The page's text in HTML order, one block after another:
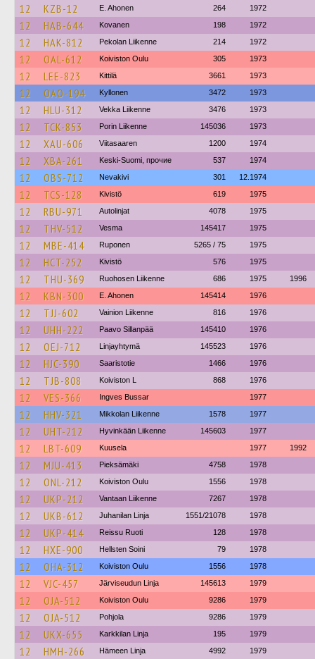
12 KZB-12 E. Ahonen 264 1972
12 HAB-644 Kovanen 198 1972
12 HAK-812 Pekolan Liikenne 214 1972
12 OAL-612 Koiviston Oulu 305 1973
12 LEE-823 Kittilä 3661 1973
12 OAO-194 Kyllonen 3472 1973
12 HLU-312 Vekka Liikenne 3476 1973
12 TCK-853 Porin Liikenne 145036 1973
12 XAU-606 Viitasaaren 1200 1974
12 XBA-261 Keski-Suomi, прочие 537 1974
12 OBS-712 Nevakivi 301 12.1974
12 TCS-128 Kivistö 619 1975
12 RBU-971 Autolinjat 4078 1975
12 THV-512 Vesma 145417 1975
12 MBE-414 Ruponen 5265 / 75 1975
12 HCT-252 Kivistö 576 1975
12 THU-369 Ruohosen Liikenne 686 1975 1996
12 KBN-300 E. Ahonen 145414 1976
12 TJJ-602 Vainion Liikenne 816 1976
12 UHH-222 Paavo Sillanpää 145410 1976
12 OEJ-712 Linjayhtymä 145523 1976
12 HJC-390 Saaristotie 1466 1976
12 TJB-808 Koiviston L 868 1976
12 VES-366 Ingves Bussar 1977
12 HHV-321 Mikkolan Liikenne 1578 1977
12 UHT-212 Hyvinkään Liikenne 145603 1977
12 LBT-609 Kuusela 1977 1992
12 MJU-413 Pieksämäki 4758 1978
12 ONL-212 Koiviston Oulu 1556 1978
12 UKP-212 Vantaan Liikenne 7267 1978
12 UKB-612 Juhanilan Linja 1551/21078 1978
12 UKP-414 Reissu Ruoti 128 1978
12 HXE-900 Hellsten Soini 79 1978
12 OHA-312 Koiviston Oulu 1556 1978
12 VJC-457 Järviseudun Linja 145613 1979
12 OJA-512 Koiviston Oulu 9286 1979
12 OJA-512 Pohjola 9286 1979
12 UKX-655 Karkkilan Linja 195 1979
12 HMH-266 Hämeen Linja 4992 1979